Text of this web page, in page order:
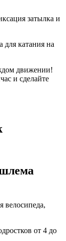
затылка и
для катания на
движении!
и сделайте
велосипеда,
от 4 до